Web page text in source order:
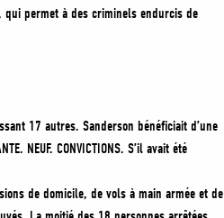
permet à des criminels endurcis de
17 autres. Sanderson bénéficiait d’une
NEUF. CONVICTIONS. S’il avait été
de domicile, de vols à main armée et de